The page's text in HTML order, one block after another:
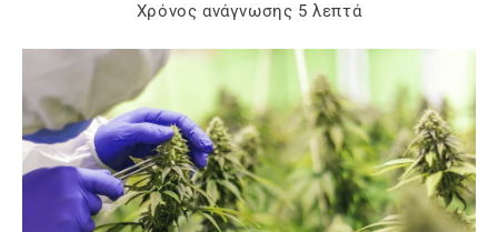
Χρόνος ανάγνωσης 5 λεπτά